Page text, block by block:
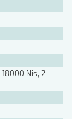
Nis, 2